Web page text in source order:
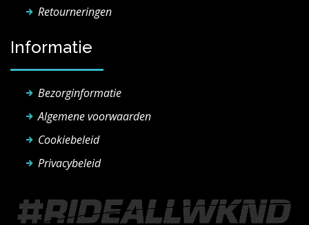
Retourneringen
Informatie
Bezorginformatie
Algemene voorwaarden
Cookiebeleid
Privacybeleid